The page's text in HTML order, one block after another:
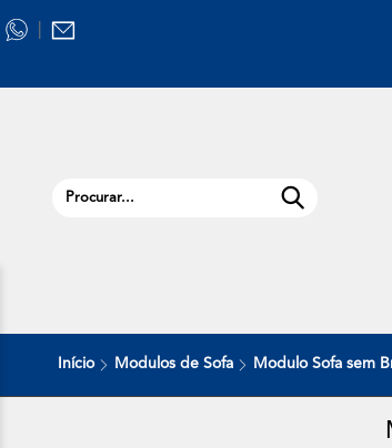
Início Modulos de Sofa Modulo Sofa sem